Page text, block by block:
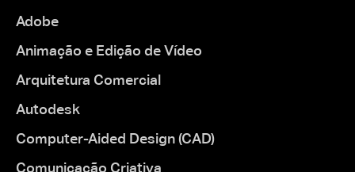
Adobe
Animação e Edição de Vídeo
Arquitetura Comercial
Autodesk
Computer-Aided Design (CAD)
Comunicação Criativa